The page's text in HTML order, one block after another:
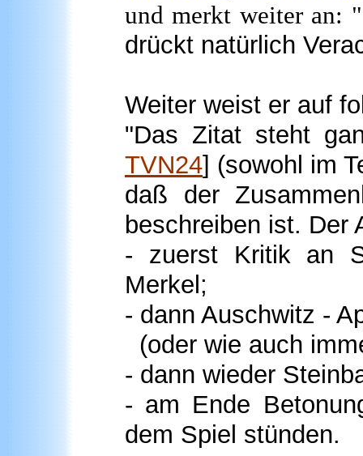
und merkt weiter an: "
drückt natürlich
Weiter weist er auf
"Das Zitat steht
TVN24] (sowohl im
daß der
beschreiben ist. Der
- zuerst Kritik an
Merkel;
- dann Auschwitz -
(oder wie auch
- dann wieder
- am Ende
dem Spiel stünden.